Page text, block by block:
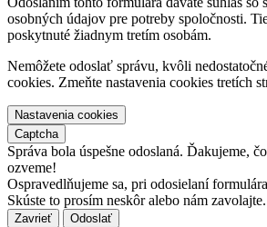
osobných údajov pre potreby spoločnosti.
poskytnuté žiadnym tretím osobám.
Nemôžete odoslať správu, kvôli
cookies. Zmeňte nastavenia cookies tretích
Nastavenia cookies
Captcha
Správa bola úspešne odoslaná. Ďakujeme,
ozveme!
Ospravedlňujeme sa, pri odosielaní
Skúste to prosím neskôr alebo nám zavolajte.
Zavrieť